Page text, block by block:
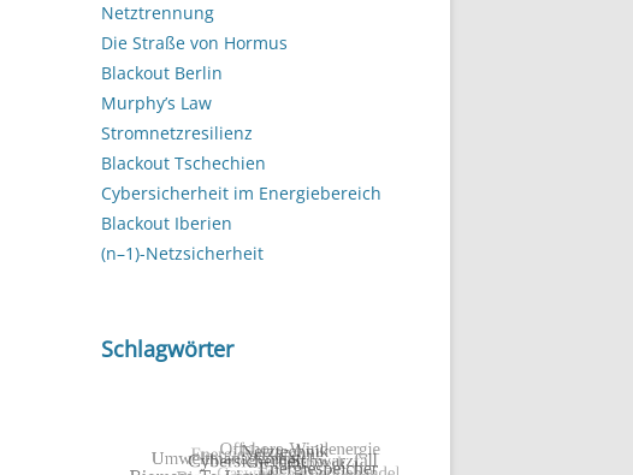
Netztrennung
Die Straße von Hormus
Blackout Berlin
Murphy’s Law
Stromnetzresilienz
Blackout Tschechien
Cybersicherheit im Energiebereich
Blackout Iberien
(n–1)-Netzsicherheit
Schlagwörter